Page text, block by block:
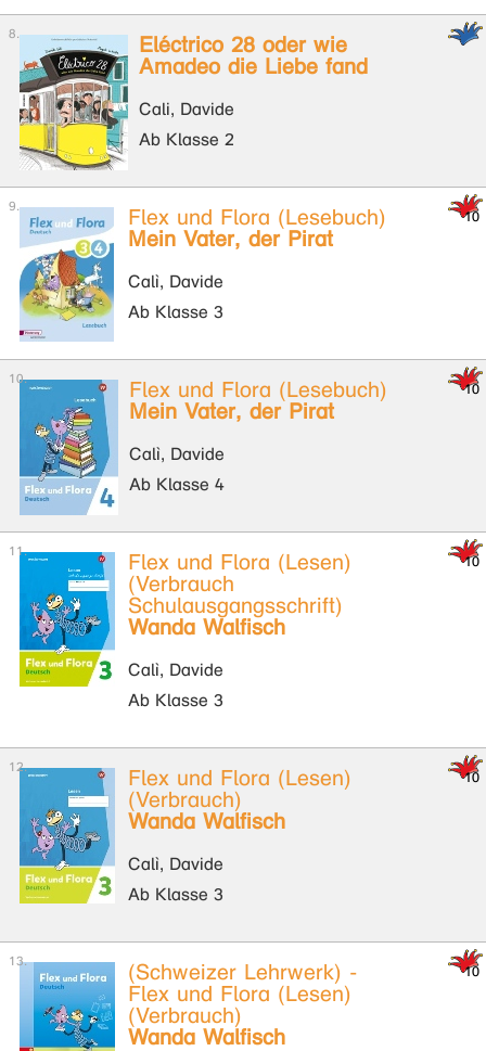
Eléctrico 28 oder wie
Amadeo die Liebe fand
Cali, Davide
Ab Klasse 2
Flex und Flora (Lesebuch)
Mein Vater, der Pirat
Calì, Davide
Ab Klasse 3
Flex und Flora (Lesebuch)
Mein Vater, der Pirat
Calì, Davide
Ab Klasse 4
Flex und Flora (Lesen)
(Verbrauch
Schulausgangsschrift)
Wanda Walfisch
Calì, Davide
Ab Klasse 3
Flex und Flora (Lesen)
(Verbrauch)
Wanda Walfisch
Calì, Davide
Ab Klasse 3
(Schweizer Lehrwerk) -
Flex und Flora (Lesen)
(Verbrauch)
Wanda Walfisch